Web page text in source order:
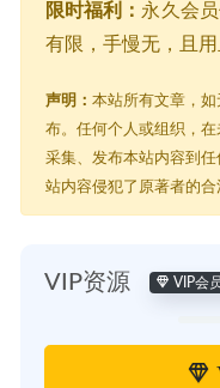
限时福利： 永久会
有限，手慢无，且
声明： 本站所有文章，
布。任何个人或组织，在
采集、发布本站内容到
站内容侵犯了原著者的合
VIP资源 VIP会